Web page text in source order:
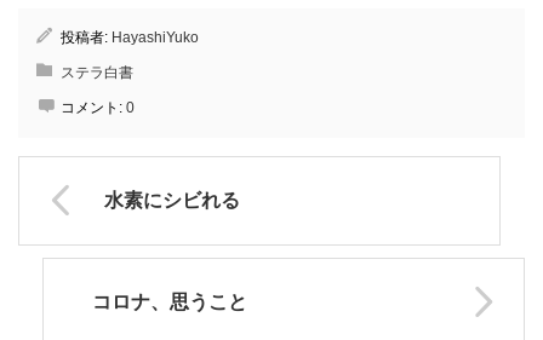
投稿者: HayashiYuko
ステラ白書
コメント: 0
水素にシビれる
コロナ、思うこと